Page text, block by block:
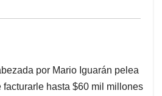
por Mario Iguarán pelea
hasta $60 mil millones